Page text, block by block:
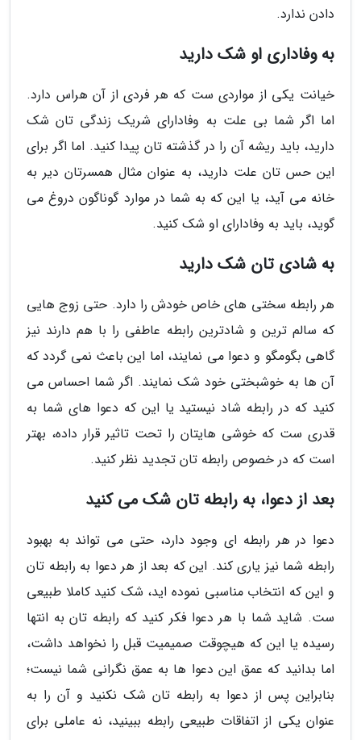
دادن ندارد.
به وفاداری او شک دارید
خیانت یکی از مواردی ست که هر فردی از آن هراس دارد.
اما اگر شما بی علت به وفادارای شریک زندگی تان شک
دارید، باید ریشه آن را در گذشته تان پیدا کنید. اما اگر برای
این حس تان علت دارید، به عنوان مثال همسرتان دیر به
خانه می آید، یا این که به شما در موارد گوناگون دروغ می
گوید، باید به وفادارای او شک کنید.
به شادی تان شک دارید
هر رابطه سختی های خاص خودش را دارد. حتی زوج هایی
که سالم ترین و شادترین رابطه عاطفی را با هم دارند نیز
گاهی بگومگو و دعوا می نمایند، اما این باعث نمی گردد که
آن ها به خوشبختی خود شک نمایند. اگر شما احساس می
کنید که در رابطه شاد نیستید یا این که دعوا های شما به
قدری ست که خوشی هایتان را تحت تاثیر قرار داده، بهتر
است که در خصوص رابطه تان تجدید نظر کنید.
بعد از دعوا، به رابطه تان شک می کنید
دعوا در هر رابطه ای وجود دارد، حتی می تواند به بهبود
رابطه شما نیز یاری کند. این که بعد از هر دعوا به رابطه تان
و این که انتخاب مناسبی نموده اید، شک کنید کاملا طبیعی
ست. شاید شما با هر دعوا فکر کنید که رابطه تان به انتها
رسیده یا این که هیچوقت صمیمیت قبل را نخواهد داشت،
اما بدانید که عمق این دعوا ها به عمق نگرانی شما نیست؛
بنابراین پس از دعوا به رابطه تان شک نکنید و آن را به
عنوان یکی از اتفاقات طبیعی رابطه ببینید، نه عاملی برای